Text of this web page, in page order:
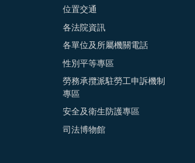
位置交通
各法院資訊
各單位及所屬機關電話
性別平等專區
勞務承攬派駐勞工申訴機制
專區
安全及衛生防護專區
司法博物館